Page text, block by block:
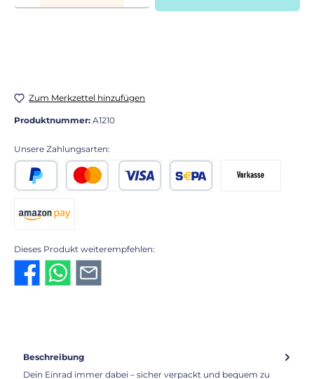
Zum Merkzettel hinzufügen
Produktnummer: A1210
Unsere Zahlungsarten:
Dieses Produkt weiterempfehlen:
Beschreibung
Dein Einrad immer dabei – sicher verpackt und bequem zu